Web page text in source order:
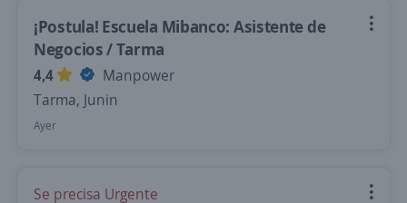
¡Postula! Escuela Mibanco: Asistente de
Negocios / Tarma
4,4
Manpower
Tarma, Junin
Ayer
Se precisa Urgente